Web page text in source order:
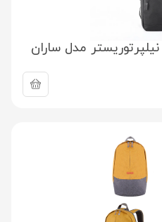
مدل ساران